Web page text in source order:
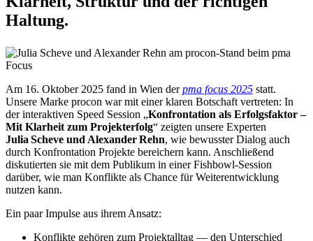
Haltung.
Am 16. Oktober 2025 fand in Wien derpma focus 2025 statt.
Unsere Marke procon war mit einer klaren Botschaft vertreten: In
der interaktiven Speed Session „Konfrontation als Erfolgsfaktor –
Mit Klarheit zum Projekterfolg“ zeigten unsere Experten
Julia Scheve und Alexander Rehn, wie bewusster Dialog auch
durch Konfrontation Projekte bereichern kann. Anschließend
diskutierten sie mit dem Publikum in einer Fishbowl-Session
darüber, wie man Konflikte als Chance für Weiterentwicklung
nutzen kann.
Ein paar Impulse aus ihrem Ansatz:
Konflikte gehören zum Projektalltag — den Unterschied